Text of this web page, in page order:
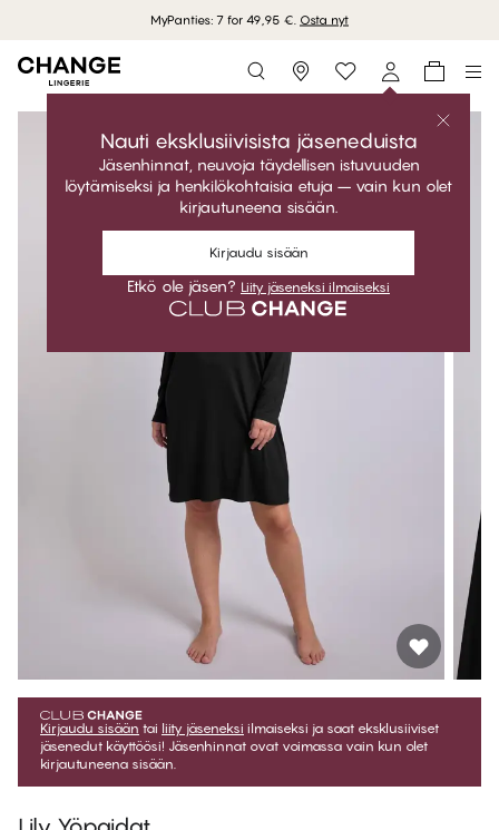
MyPanties: 7 for 49,95 €. Osta nyt
Storefinder
Nauti eksklusiivisista jäseneduista
Jäsenhinnat, neuvoja täydellisen istuvuuden
löytämiseksi ja henkilökohtaisia etuja – vain kun olet
kirjautuneena sisään.
Kirjaudu sisään
Etkö ole jäsen? Liity jäseneksi ilmaiseksi
Kirjaudu sisään tai liity jäseneksi ilmaiseksi ja saat eksklusiiviset
jäsenedut käyttöösi! Jäsenhinnat ovat voimassa vain kun olet
kirjautuneena sisään.